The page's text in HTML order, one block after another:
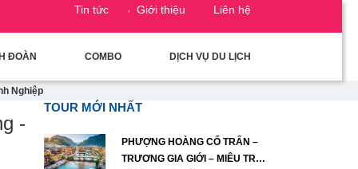
Tin tức Giới thiệu Liên hệ
ĐOÀN COMBO DỊCH VỤ DU LỊCH
Nghiệp
-
TOUR MỚI NHẤT
PHƯỢNG HOÀNG CỔ TRẤN –
TRƯƠNG GIA GIỚI – MIÊU TRẠI